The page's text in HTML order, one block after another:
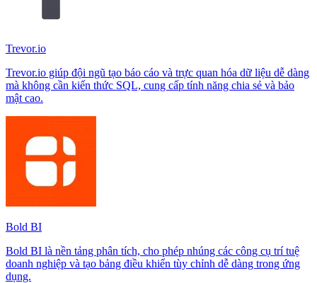
Trevor.io
Trevor.io giúp đội ngũ tạo báo cáo và trực quan hóa dữ liệu dễ dàng
mà không cần kiến thức SQL, cung cấp tính năng chia sẻ và bảo
mật cao.
Bold BI
Bold BI là nền tảng phân tích, cho phép nhúng các công cụ trí tuệ
doanh nghiệp và tạo bảng điều khiển tùy chỉnh dễ dàng trong ứng
dụng.